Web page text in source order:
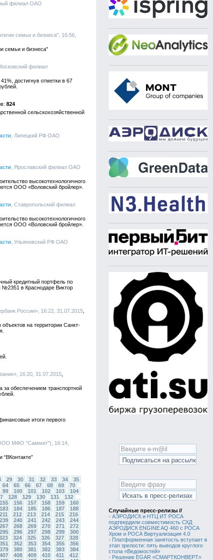
филиал ОАО
семьи и бизнеса", 16:56,
семьи и бизнеса"
филиал
достигнув отметки в 67
824
сельскохозяйственной
, Липецкий РФ ОАО
, Ярославский филиал ОАО
высокотехнологичного
ООО «Воловский бройлер».
, Ставропольский филиал
высокотехнологичного
ООО «Воловский бройлер».
, Ульяновский РФ ОАО
кредитный портфель по
№2351 в Краснодаре Виктор
России», 16:22, 31.07.2015
на территории Санкт-
16:20, 31.07.2015
за обеспечением транспортной
итоги первого
МФО "Саммит"), 16:14,
29 30 31 32 33 34
35
64 65 66 67 68 69
70
99 100 101 102 103
104
128 129 130 131
132
155 156 157 158 159
160
183 184 185 186 187
188
211 212 213 214 215
216
239 240 241 242 243
244
267 268 269 270 271
272
295 296 297 298 299
300
324 325 326 327
328
351 352 353 354 355
356
379 380 381 382 383
384
407 408 409 410 411
412
Случайные пресс-релизы //
• АЭРОДИСК и НТЦ ИТ РОСА
подтвердили совместимость СХД
АЭРОДИСК ENGINE AQ 460 с РОСА
Хром и РОСА Виртуализация 4.0
• Платформенная занятость вступает в
этап зрелости: пять выводов круглого
стола «Ведомостей»
• Решение EGAR «СМАРТКОНВЕРТ»